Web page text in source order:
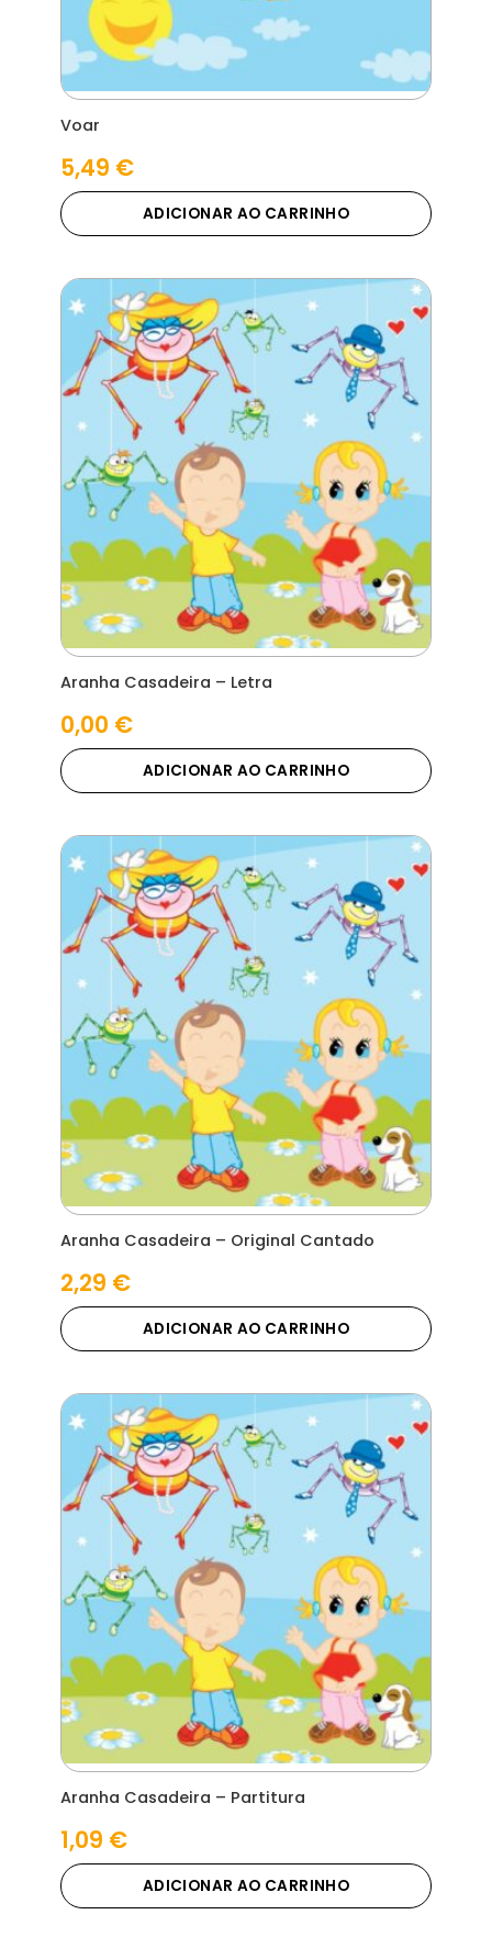
Voar
5,49 €
ADICIONAR AO CARRINHO
Aranha Casadeira – Letra
0,00 €
ADICIONAR AO CARRINHO
Aranha Casadeira – Original Cantado
2,29 €
ADICIONAR AO CARRINHO
Aranha Casadeira – Partitura
1,09 €
ADICIONAR AO CARRINHO